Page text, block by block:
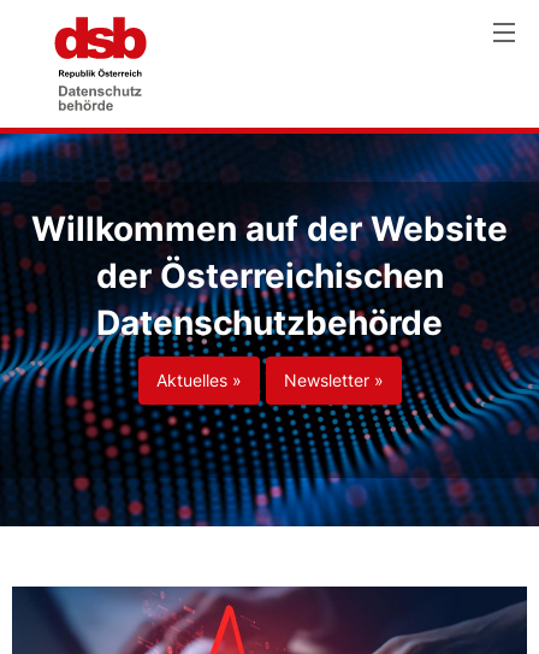
Willkommen auf der Website
der Österreichischen
Datenschutzbehörde
Aktuelles » Newsletter »